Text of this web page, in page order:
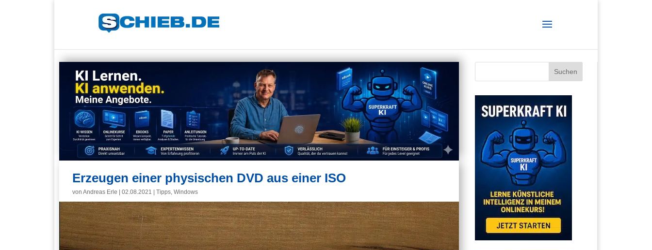
Erzeugen einer physischen DVD aus einer ISO
von Andreas Erle 02.08.2021 Tipps, Windows